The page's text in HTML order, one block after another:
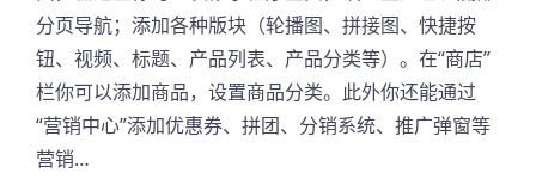
分页导航；添加各种版块（轮播图、拼接图、快捷按
钮、视频、标题、产品列表、产品分类等）。在“商店”
栏你可以添加商品，设置商品分类。此外你还能通过
“营销中心”添加优惠券、拼团、分销系统、推广弹窗等
营销…